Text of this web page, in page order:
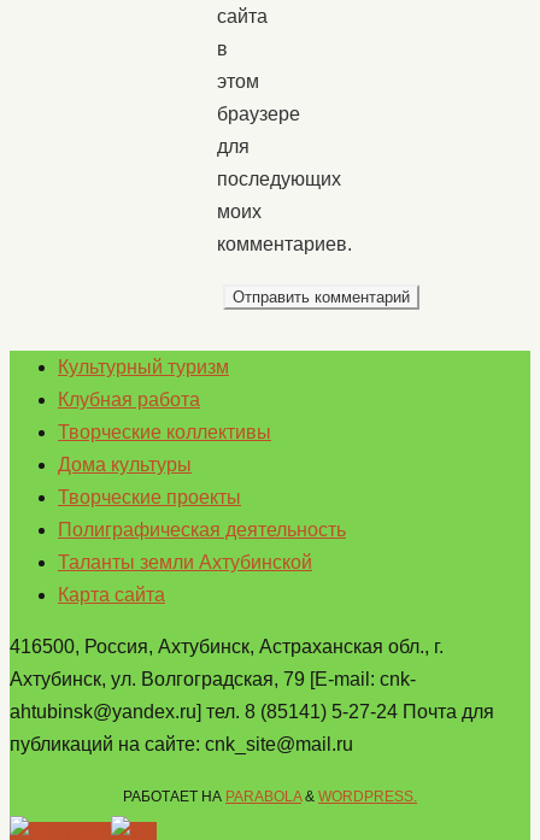
сайта
в
этом
браузере
для
последующих
моих
комментариев.
Культурный туризм
Клубная работа
Творческие коллективы
Дома культуры
Творческие проекты
Полиграфическая деятельность
Таланты земли Ахтубинской
Карта сайта
416500, Россия, Ахтубинск, Астраханская обл., г.
Ахтубинск, ул. Волгоградская, 79 [E-mail: cnk-
ahtubinsk@yandex.ru] тел. 8 (85141) 5-27-24 Почта для
публикаций на сайте: cnk_site@mail.ru
РАБОТАЕТ НА PARABOLA& WORDPRESS.